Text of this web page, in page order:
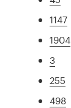
1147
1904
3
255
498